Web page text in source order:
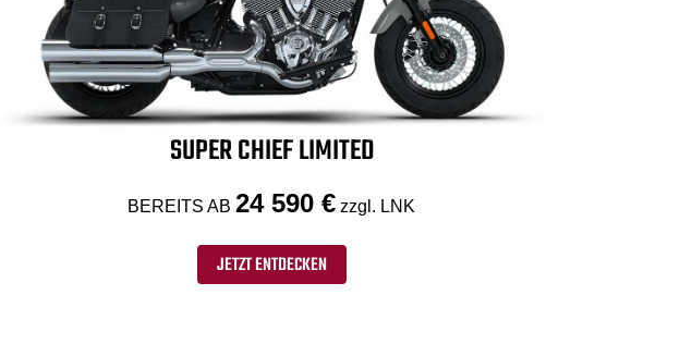
SUPER CHIEF LIMITED
BEREITS AB 24 590 € zzgl. LNK
JETZT ENTDECKEN